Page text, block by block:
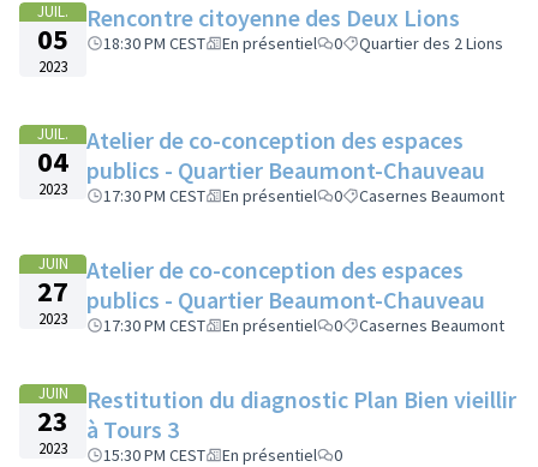
JUIL.
05
2023
Rencontre citoyenne des Deux Lions
18:30 PM CEST En présentiel 0 Quartier des 2 Lions
JUIL.
04
2023
Atelier de co-conception des espaces
publics - Quartier Beaumont-Chauveau
17:30 PM CEST En présentiel 0 Casernes Beaumont
JUIN
27
2023
Atelier de co-conception des espaces
publics - Quartier Beaumont-Chauveau
17:30 PM CEST En présentiel 0 Casernes Beaumont
JUIN
23
2023
Restitution du diagnostic Plan Bien vieillir
à Tours 3
15:30 PM CEST En présentiel 0